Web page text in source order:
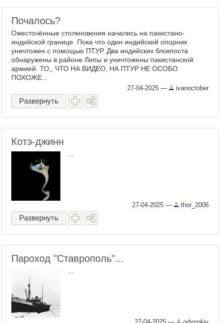
Почалось?
Ожесточённые столкновения начались на пакистано-
индийской границе. Пока что один индийский опорник
уничтожен с помощью ПТУР. Два индийских блокпоста
обнаружены в районе Липы и уничтожены пакистанской
армией. ТО,, ЧТО НА ВИДЕО, НА ПТУР НЕ ОСОБО
ПОХОЖЕ...
27-04-2025 — ivanoctober
Развернуть
Котэ-джинн
27-04-2025 — thor_2006
Развернуть
Пароход "Ставрополь"...